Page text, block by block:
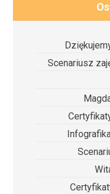
Scenariusz